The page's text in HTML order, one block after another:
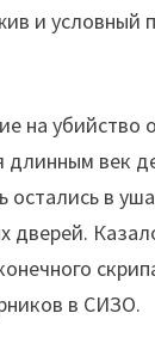
и условный
на убийство
век
остались в
дверей.
в СИЗО.